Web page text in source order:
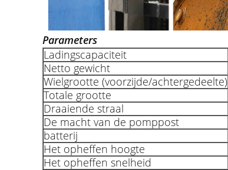
Parameters
Ladingscapaciteit
Netto gewicht
Wielgrootte (voorzijde/achtergedeelte)
Totale grootte
Draaiende straal
De macht van de pomppost
batterij
Het opheffen hoogte
Het opheffen snelheid